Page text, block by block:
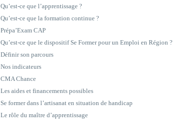
Qu’est-ce que l’apprentissage ?
Qu’est-ce que la formation continue ?
Prépa’Exam CAP
Qu’est-ce que le dispositif Se Former pour un Emploi en Région ?
Définir son parcours
Nos indicateurs
CMA Chance
Les aides et financements possibles
Se former dans l’artisanat en situation de handicap
Le rôle du maître d’apprentissage